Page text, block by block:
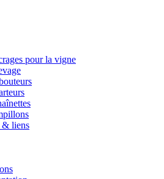
pour la vigne
& liens